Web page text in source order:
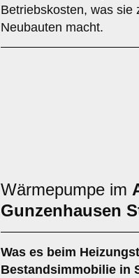
Betriebskosten, was sie
Neubauten macht.
Wärmepumpe im
Gunzenhausen
Was es beim
Bestandsimmobilie in